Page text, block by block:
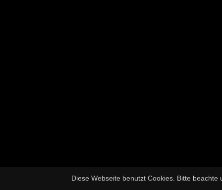
Diese Webseite benutzt Cookies. Bitte beachte